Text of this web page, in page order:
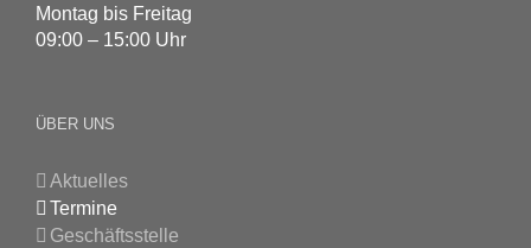
Montag bis Freitag
09:00 – 15:00 Uhr
ÜBER UNS
Aktuelles
Termine
Geschäftsstelle